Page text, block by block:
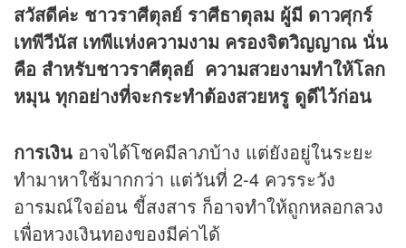
สวัสดีค่ะ ชาวราศีตุลย์ ราศีธาตุลม ผู้มี ดาวศุกร์
เทพีวีนัส เทพีแห่งความงาม ครองจิตวิญญาณ นั่น
คือ สำหรับชาวราศีตุลย์ ความสวยงามทำให้โลก
หมุน ทุกอย่างที่จะกระทำต้องสวยหรู ดูดีไว้ก่อน
การเงิน อาจได้โชคมีลาภบ้าง แต่ยังอยู่ในระยะ
ทำมาหาใช้มากกว่า แต่วันที่ 2-4 ควรระวัง
อารมณ์ใจอ่อน ขี้สงสาร ก็อาจทำให้ถูกหลอกลวง
เพื่อหวงเงินทองของมีค่าได้